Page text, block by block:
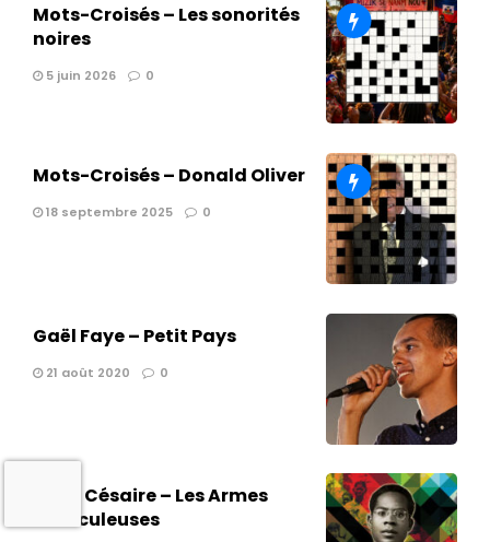
Mots-Croisés – Les sonorités
noires
5 juin 2026 0
Mots-Croisés – Donald Oliver
18 septembre 2025 0
Gaël Faye – Petit Pays
21 août 2020 0
Aimé Césaire – Les Armes
miraculeuses